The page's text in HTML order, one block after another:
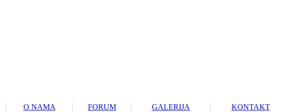
O NAMA FORUM GALERIJA
KONTAKT